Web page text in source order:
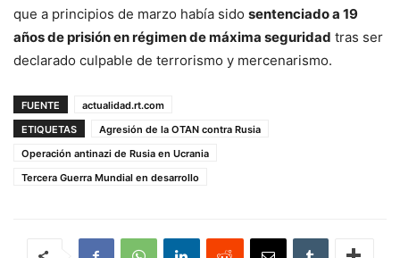
que a principios de marzo había sido sentenciado a 19
años de prisión en régimen de máxima seguridad tras ser
declarado culpable de terrorismo y mercenarismo.
FUENTE
actualidad.rt.com
ETIQUETAS
Agresión de la OTAN contra Rusia
Operación antinazi de Rusia en Ucrania
Tercera Guerra Mundial en desarrollo